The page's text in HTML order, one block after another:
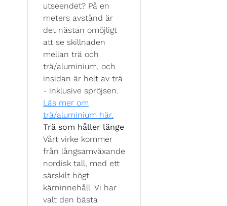
utseendet? På en
meters avstånd är
det nästan omöjligt
att se skillnaden
mellan trä och
trä/aluminium, och
insidan är helt av trä
- inklusive spröjsen.
Läs mer om
trä/aluminium här.
Trä som håller länge
Vårt virke kommer
från långsamväxande
nordisk tall, med ett
särskilt högt
kärninnehåll. Vi har
valt den bästa